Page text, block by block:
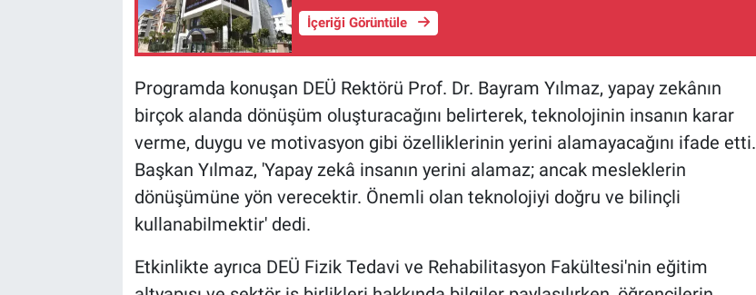
İçeriği Görüntüle
Programda konuşan DEÜ Rektörü Prof. Dr. Bayram Yılmaz, yapay zekânın
birçok alanda dönüşüm oluşturacağını belirterek, teknolojinin insanın karar
verme, duygu ve motivasyon gibi özelliklerinin yerini alamayacağını ifade etti.
Başkan Yılmaz, 'Yapay zekâ insanın yerini alamaz; ancak mesleklerin
dönüşümüne yön verecektir. Önemli olan teknolojiyi doğru ve bilinçli
kullanabilmektir' dedi.
Etkinlikte ayrıca DEÜ Fizik Tedavi ve Rehabilitasyon Fakültesi'nin eğitim